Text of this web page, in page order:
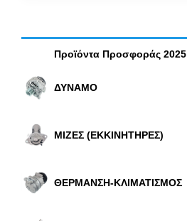
Προϊόντα Προσφοράς 2025
ΔΥΝΑΜΟ
ΜΙΖΕΣ (ΕΚΚΙΝΗΤΗΡΕΣ)
ΘΕΡΜΑΝΣΗ-ΚΛΙΜΑΤΙΣΜΟΣ